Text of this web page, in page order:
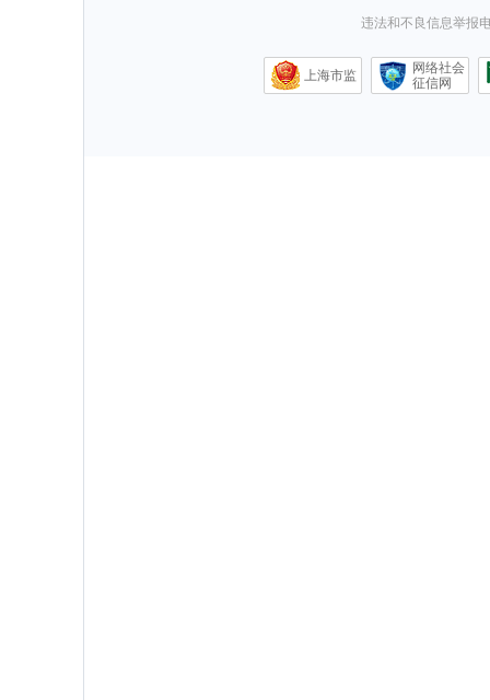
违法和不良信息举报
上海市监
网络社会
征信网